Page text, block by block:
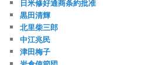
日米修好通商条約批准
黒田清輝
北里柴三郎
中江兆民
津田梅子